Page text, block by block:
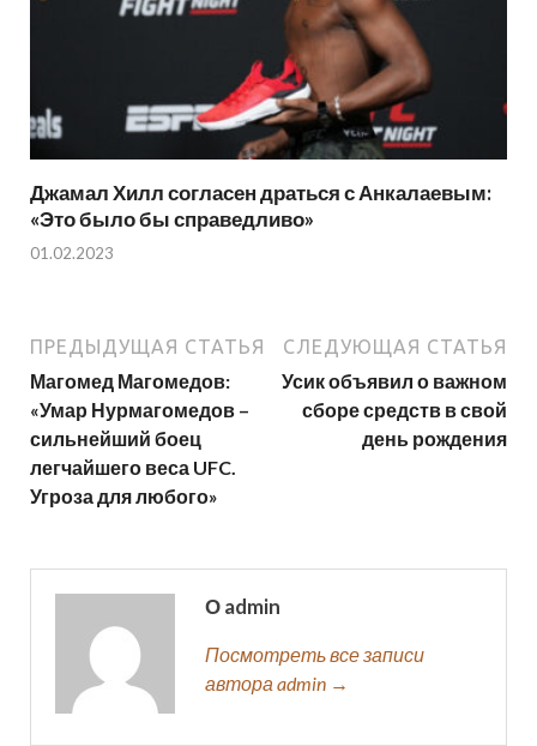
Джамал Хилл согласен драться с Анкалаевым:
«Это было бы справедливо»
01.02.2023
ПРЕДЫДУЩАЯ СТАТЬЯ
Магомед Магомедов:
«Умар Нурмагомедов –
сильнейший боец
легчайшего веса UFC.
Угроза для любого»
СЛЕДУЮЩАЯ СТАТЬЯ
Усик объявил о важном
сборе средств в свой
день рождения
О admin
Посмотреть все записи
автора admin →